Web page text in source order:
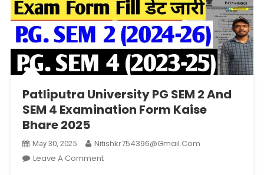
Patliputra University PG SEM 2 And
SEM 4 Examination Form Kaise
Bhare 2025
May 30, 2025
Nitishkr754396@gmail.com
Leave A CommentOn